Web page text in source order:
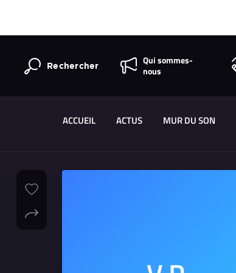
Rechercher
Qui sommes-
nous
ACCUEIL ACTUS MUR DU SON